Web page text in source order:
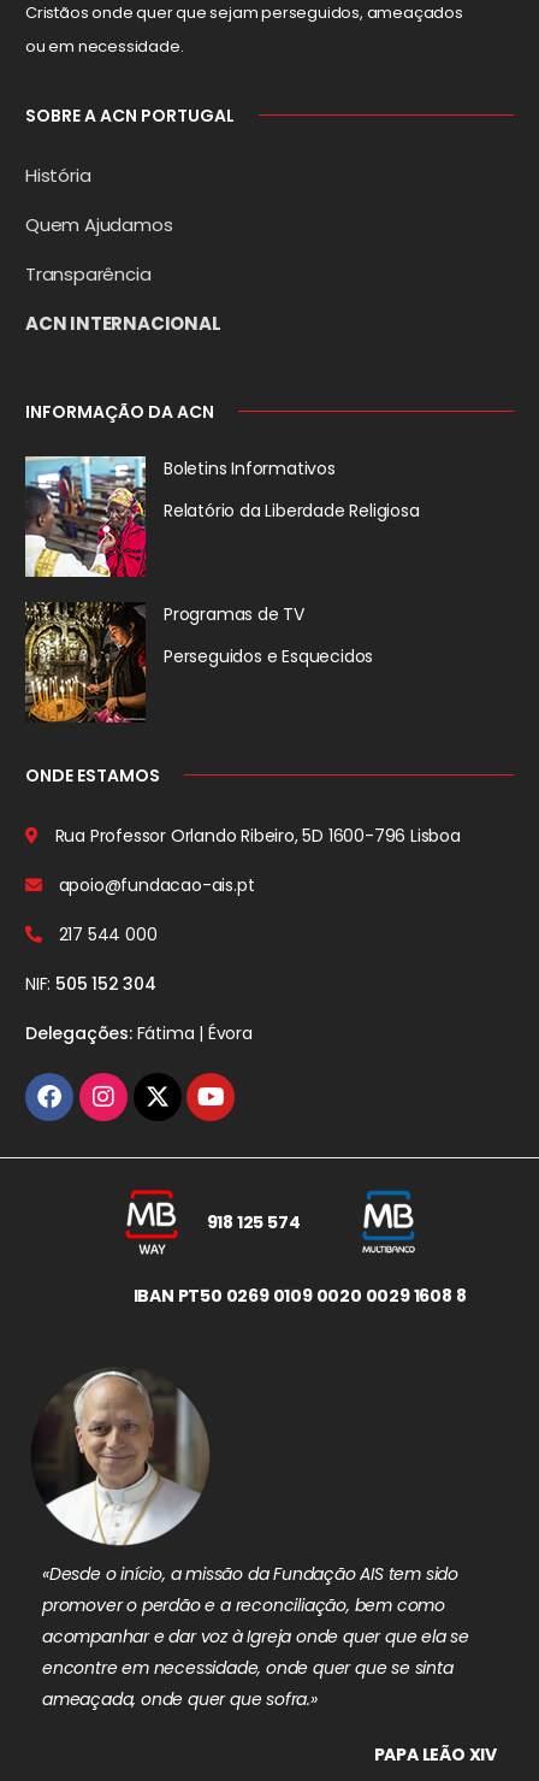
Cristãos onde quer que sejam perseguidos, ameaçados
ou em necessidade.
SOBRE A ACN PORTUGAL
História
Quem Ajudamos
Transparência
ACN INTERNACIONAL
INFORMAÇÃO DA ACN
Boletins Informativos
Relatório da Liberdade Religiosa
Programas de TV
Perseguidos e Esquecidos
ONDE ESTAMOS
Rua Professor Orlando Ribeiro, 5D 1600-796 Lisboa
apoio@fundacao-ais.pt
217 544 000
NIF: 505 152 304
Delegações:Fátima | Évora
918 125 574
IBAN PT50 0269 0109 0020 0029 1608 8
«Desde o início, a missão da Fundação AIS tem sido
promover o perdão e a reconciliação, bem como
acompanhar e dar voz à Igreja onde quer que ela se
encontre em necessidade, onde quer que se sinta
ameaçada, onde quer que sofra.»
PAPA LEÃO XIV